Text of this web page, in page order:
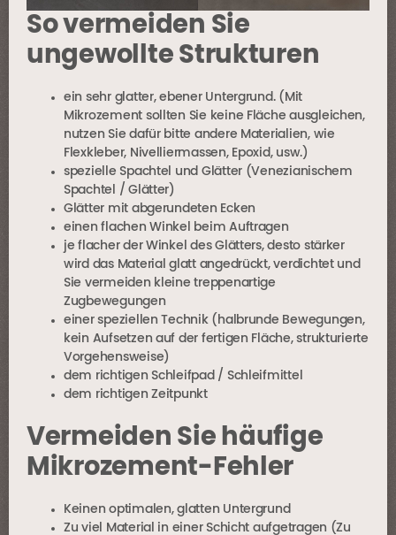
So vermeiden Sie
ungewollte Strukturen
ein sehr glatter, ebener Untergrund. (Mit
Mikrozement sollten Sie keine Fläche ausgleichen,
nutzen Sie dafür bitte andere Materialien, wie
Flexkleber, Nivelliermassen, Epoxid, usw.)
spezielle Spachtel und Glätter (Venezianischem
Spachtel / Glätter)
Glätter mit abgerundeten Ecken
einen flachen Winkel beim Auftragen
je flacher der Winkel des Glätters, desto stärker
wird das Material glatt angedrückt, verdichtet und
Sie vermeiden kleine treppenartige
Zugbewegungen
einer speziellen Technik (halbrunde Bewegungen,
kein Aufsetzen auf der fertigen Fläche, strukturierte
Vorgehensweise)
dem richtigen Schleifpad / Schleifmittel
dem richtigen Zeitpunkt
Vermeiden Sie häufige
Mikrozement-Fehler
Keinen optimalen, glatten Untergrund
Zu viel Material in einer Schicht aufgetragen (Zu